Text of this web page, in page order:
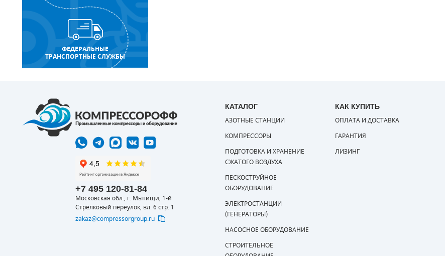
ФЕДЕРАЛЬНЫЕ
ТРАНСПОРТНЫЕ СЛУЖБЫ
+7 495 120-81-84
Московская обл., г. Мытищи, 1-й
Стрелковый переулок, вл. 6 стр. 1
zakaz@compressorgroup.ru
КАТАЛОГ
АЗОТНЫЕ СТАНЦИИ
КОМПРЕССОРЫ
ПОДГОТОВКА И ХРАНЕНИЕ
СЖАТОГО ВОЗДУХА
ПЕСКОСТРУЙНОЕ
ОБОРУДОВАНИЕ
ЭЛЕКТРОСТАНЦИИ
(ГЕНЕРАТОРЫ)
НАСОСНОЕ ОБОРУДОВАНИЕ
СТРОИТЕЛЬНОЕ
КАК КУПИТЬ
ОПЛАТА И ДОСТАВКА
ГАРАНТИЯ
ЛИЗИНГ